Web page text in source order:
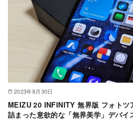
2023年8月30日
MEIZU 20 INFINITY 無界版 フォトツ
詰まった意欲的な「無界美学」デバイ